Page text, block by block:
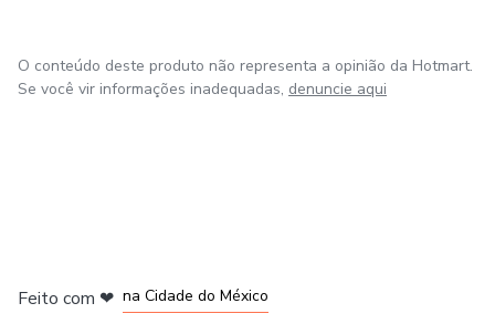
O conteúdo deste produto não representa a opinião da Hotmart.
Se você vir informações inadequadas, denuncie aqui
Feito com ❤ na Cidade do México